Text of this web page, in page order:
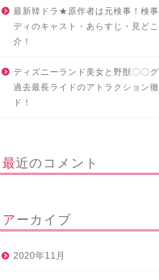
最新韓ドラ★原作者は元検事！検事
ディのキャスト・あらすじ・見ど
介！
ディズニーランド美女と野獣〇〇グ
過去最長ライドのアトラクション
ド！
最近のコメント
アーカイブ
2020年11月